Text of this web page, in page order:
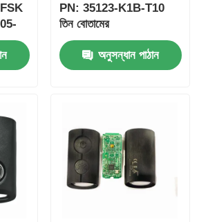
A7
PN: 35123-K1B-T10
তিন বোতামের
FSK433.92MHz
ID47chip দূরবর্তী গাড়ির চাবি
অনুসন্ধান পাঠান